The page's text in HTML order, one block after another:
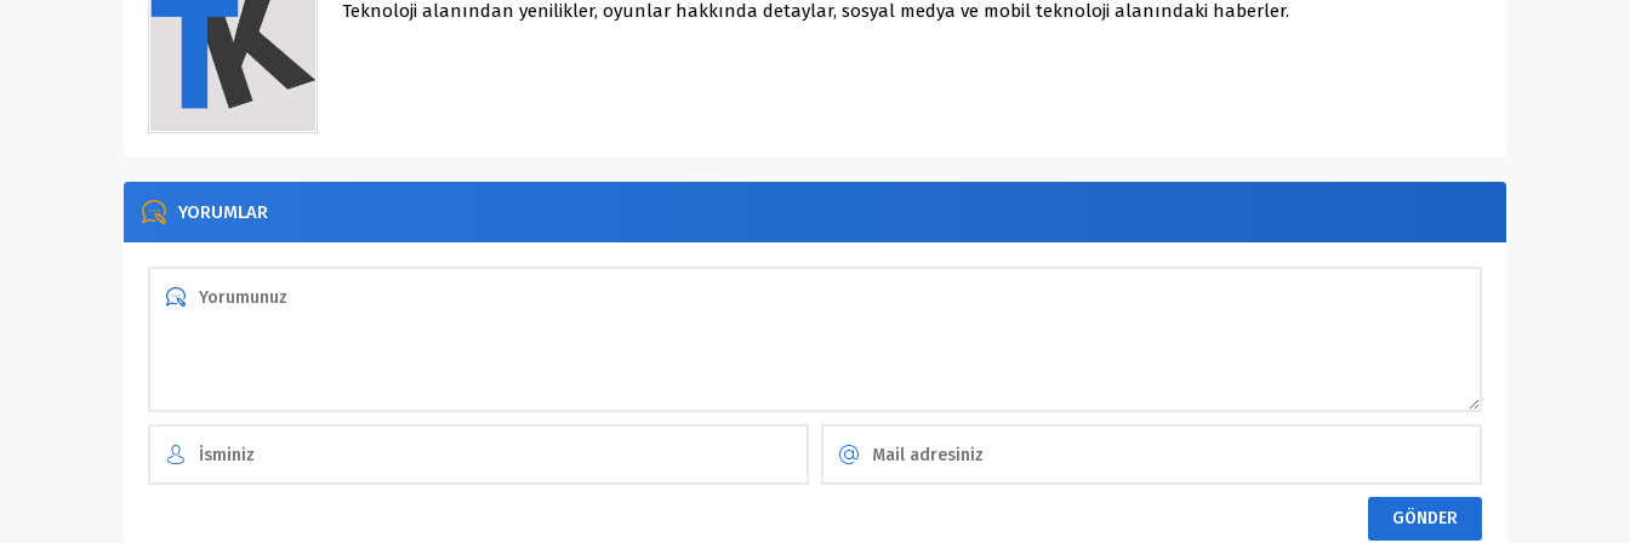
Teknoloji alanından yenilikler, oyunlar hakkında detaylar, sosyal medya ve mobil teknoloji alanındaki haberler.
YORUMLAR